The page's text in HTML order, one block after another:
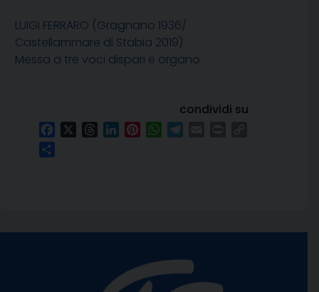
LUIGI FERRARO (Gragnano 1936/
Castellammare di Stabia 2019)
Messa a tre voci dispari e organo
condividi su
FacebookThreadsLinkedInPinterestWhatsApp